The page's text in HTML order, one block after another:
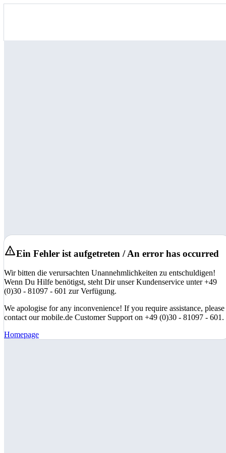
Ein Fehler ist aufgetreten / An error has occurred
Wir bitten die verursachten Unannehmlichkeiten zu entschuldigen!
Wenn Du Hilfe benötigst, steht Dir unser Kundenservice unter +49
(0)30 - 81097 - 601 zur Verfügung.
We apologise for any inconvenience! If you require assistance, please
contact our mobile.de Customer Support on +49 (0)30 - 81097 - 601.
Homepage